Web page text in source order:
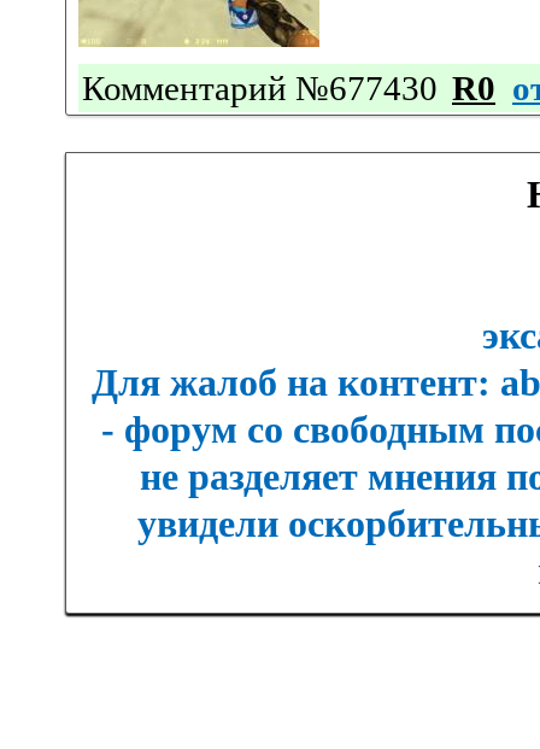
Комментарий №677430 R0
Для жалоб на контент:
- форум со свободным
не разделяет мнения
увидели